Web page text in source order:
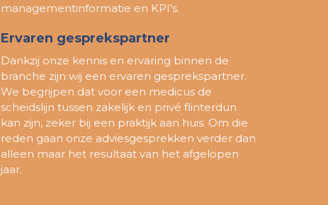
managementinformatie en KPI’s.
Ervaren gesprekspartner
Dankzij onze kennis en ervaring binnen de
branche zijn wij een ervaren gesprekspartner.
We begrijpen dat voor een medicus de
scheidslijn tussen zakelijk en privé flinterdun
kan zijn, zeker bij een praktijk aan huis. Om die
reden gaan onze adviesgesprekken verder dan
alleen maar het resultaat van het afgelopen
jaar.